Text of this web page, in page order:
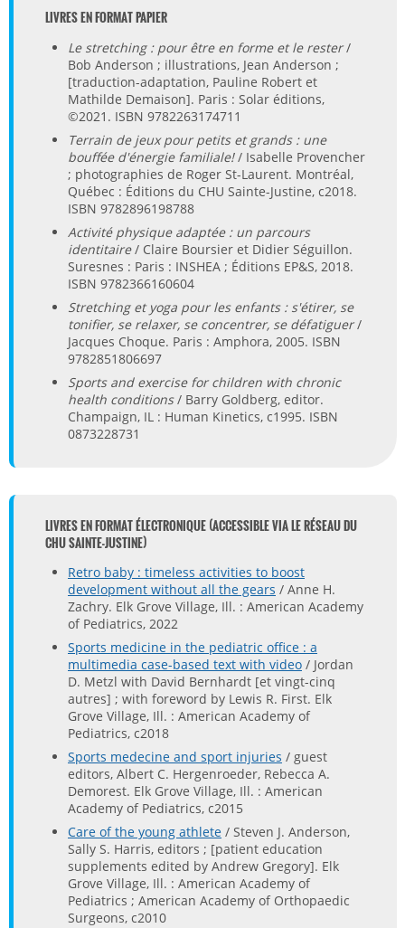
LIVRES EN FORMAT PAPIER
Le stretching : pour être en forme et le rester/
Bob Anderson ; illustrations, Jean Anderson ;
[traduction-adaptation, Pauline Robert et
Mathilde Demaison]. Paris : Solar éditions,
©2021. ISBN 9782263174711
Terrain de jeux pour petits et grands : une
bouffée d'énergie familiale!/ Isabelle Provencher
; photographies de Roger St-Laurent. Montréal,
Québec : Éditions du CHU Sainte-Justine, c2018.
ISBN 9782896198788
Activité physique adaptée : un parcours
identitaire/ Claire Boursier et Didier Séguillon.
Suresnes : Paris : INSHEA ; Éditions EP&S, 2018.
ISBN 9782366160604
Stretching et yoga pour les enfants : s'étirer, se
tonifier, se relaxer, se concentrer, se défatiguer/
Jacques Choque. Paris : Amphora, 2005. ISBN
9782851806697
Sports and exercise for children with chronic
health conditions/ Barry Goldberg, editor.
Champaign, IL : Human Kinetics, c1995. ISBN
0873228731
LIVRES EN FORMAT ÉLECTRONIQUE (ACCESSIBLE VIA LE RÉSEAU DU
CHU SAINTE-JUSTINE)
Retro baby : timeless activities to boost
development without all the gears / Anne H.
Zachry. Elk Grove Village, Ill. : American Academy
of Pediatrics, 2022
Sports medicine in the pediatric office : a
multimedia case-based text with video / Jordan
D. Metzl with David Bernhardt [et vingt-cinq
autres] ; with foreword by Lewis R. First. Elk
Grove Village, Ill. : American Academy of
Pediatrics, c2018
Sports medecine and sport injuries / guest
editors, Albert C. Hergenroeder, Rebecca A.
Demorest. Elk Grove Village, Ill. : American
Academy of Pediatrics, c2015
Care of the young athlete / Steven J. Anderson,
Sally S. Harris, editors ; [patient education
supplements edited by Andrew Gregory]. Elk
Grove Village, Ill. : American Academy of
Pediatrics ; American Academy of Orthopaedic
Surgeons, c2010